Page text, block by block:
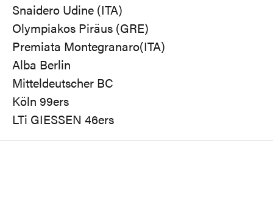
Snaidero Udine (ITA)
Olympiakos Piräus (GRE)
Premiata Montegranaro(ITA)
Alba Berlin
Mitteldeutscher BC
Köln 99ers
LTi GIESSEN 46ers